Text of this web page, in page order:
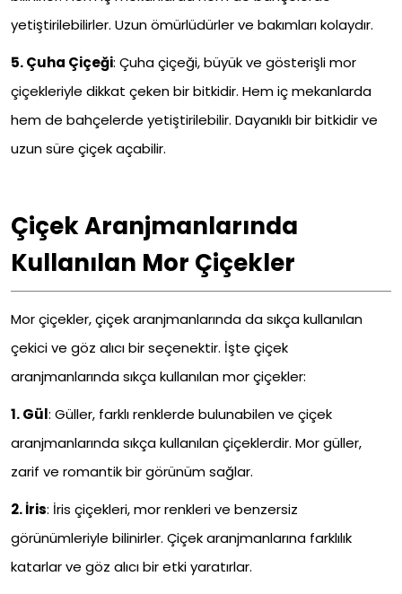
yetiştirilebilirler. Uzun ömürlüdürler ve bakımları kolaydır.
5.Çuha Çiçeği: Çuha çiçeği, büyük ve gösterişli mor
çiçekleriyle dikkat çeken bir bitkidir. Hem iç mekanlarda
hem de bahçelerde yetiştirilebilir. Dayanıklı bir bitkidir ve
uzun süre çiçek açabilir.
Çiçek Aranjmanlarında
Kullanılan Mor Çiçekler
Mor çiçekler, çiçek aranjmanlarında da sıkça kullanılan
çekici ve göz alıcı bir seçenektir. İşte çiçek
aranjmanlarında sıkça kullanılan mor çiçekler:
1.Gül: Güller, farklı renklerde bulunabilen ve çiçek
aranjmanlarında sıkça kullanılan çiçeklerdir. Mor güller,
zarif ve romantik bir görünüm sağlar.
2.İris: İris çiçekleri, mor renkleri ve benzersiz
görünümleriyle bilinirler. Çiçek aranjmanlarına farklılık
katarlar ve göz alıcı bir etki yaratırlar.